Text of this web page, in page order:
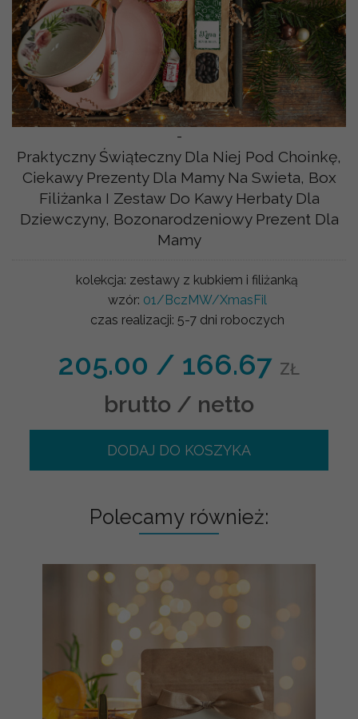
-
Praktyczny Świąteczny Dla Niej Pod Choinkę,
Ciekawy Prezenty Dla Mamy Na Swieta, Box
Filiżanka I Zestaw Do Kawy Herbaty Dla
Dziewczyny, Bozonarodzeniowy Prezent Dla
Mamy
kolekcja: zestawy z kubkiem i filiżanką
wzór: 01/BczMW/XmasFil
czas realizacji: 5-7 dni roboczych
205.00 / 166.67 ZŁ
brutto / netto
DODAJ DO KOSZYKA
Polecamy również: